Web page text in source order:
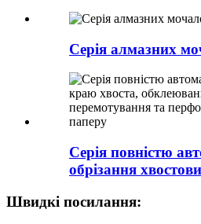
Серія алмазних
Серія повністю
обрізання
Швидкі посилання: